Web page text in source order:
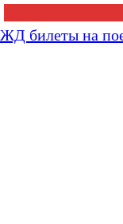
ЖД билеты на